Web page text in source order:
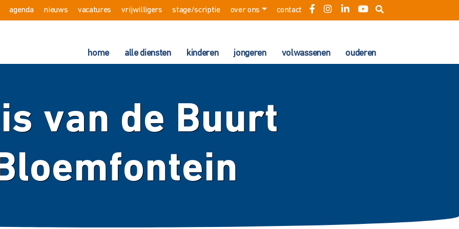
agenda nieuws vacatures vrijwilligers stage/scriptie over ons contact
home alle diensten kinderen jongeren volwassenen ouderen
van de Buurt